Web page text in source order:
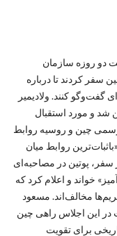
دو روزه سازمان
سفر کردند تا درباره
گفت‌وگو کنند. ولادیمیر
شد و مورد استقبال
چین و روسیه روابط
روابط میان
پوتین در مصاحبه‌ای
خواند و اعلام کرد که
مخالف‌اند. مسعود
در این اجلاس راهی چین
برای تقویت